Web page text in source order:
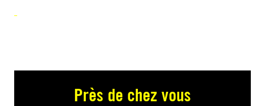
Près de chez vous